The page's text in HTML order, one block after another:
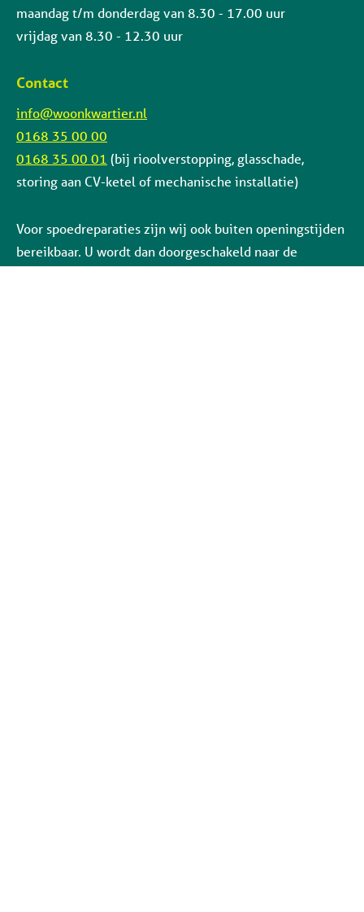
maandag t/m donderdag van 8.30 - 17.00 uur
vrijdag van 8.30 - 12.30 uur
Contact
info@woonkwartier.nl
0168 35 00 00
0168 35 00 01 (bij rioolverstopping, glasschade,
storing aan CV-ketel of mechanische installatie)
Voor spoedreparaties zijn wij ook buiten openingstijden
bereikbaar. U wordt dan doorgeschakeld naar de